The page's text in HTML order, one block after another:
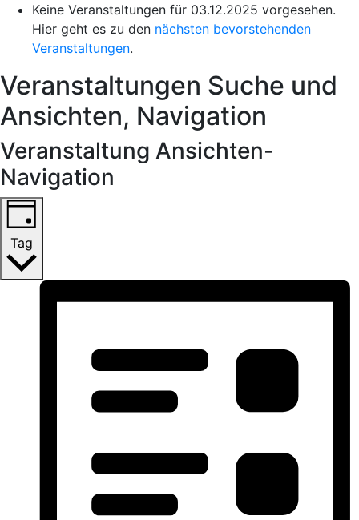
Keine Veranstaltungen für 03.12.2025 vorgesehen.
Hier geht es zu den nächsten bevorstehenden
Veranstaltungen.
Veranstaltungen Suche und
Ansichten, Navigation
Veranstaltung Ansichten-
Navigation
Tag